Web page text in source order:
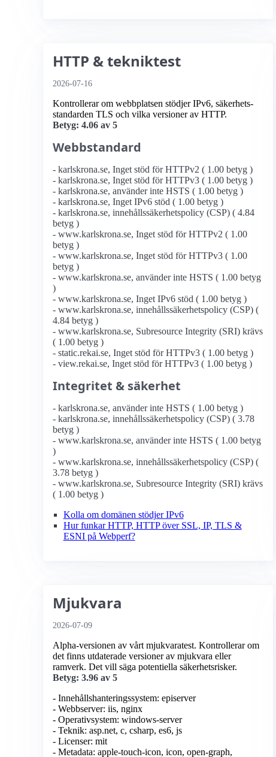
HTTP & tekniktest
2026-07-16
Kontrollerar om webbplatsen stödjer IPv6, säkerhets­
standarden TLS och vilka versioner av HTTP.
Betyg: 4.06 av 5
Webbstandard
- karlskrona.se, Inget stöd för HTTPv2 ( 1.00 betyg )
- karlskrona.se, Inget stöd för HTTPv3 ( 1.00 betyg )
- karlskrona.se, använder inte HSTS ( 1.00 betyg )
- karlskrona.se, Inget IPv6 stöd ( 1.00 betyg )
- karlskrona.se, innehållssäkerhetspolicy (CSP) ( 4.84
betyg )
- www.karlskrona.se, Inget stöd för HTTPv2 ( 1.00
betyg )
- www.karlskrona.se, Inget stöd för HTTPv3 ( 1.00
betyg )
- www.karlskrona.se, använder inte HSTS ( 1.00 betyg
)
- www.karlskrona.se, Inget IPv6 stöd ( 1.00 betyg )
- www.karlskrona.se, innehållssäkerhetspolicy (CSP) (
4.84 betyg )
- www.karlskrona.se, Subresource Integrity (SRI) krävs
( 1.00 betyg )
- static.rekai.se, Inget stöd för HTTPv3 ( 1.00 betyg )
- view.rekai.se, Inget stöd för HTTPv3 ( 1.00 betyg )
Integritet & säkerhet
- karlskrona.se, använder inte HSTS ( 1.00 betyg )
- karlskrona.se, innehållssäkerhetspolicy (CSP) ( 3.78
betyg )
- www.karlskrona.se, använder inte HSTS ( 1.00 betyg
)
- www.karlskrona.se, innehållssäkerhetspolicy (CSP) (
3.78 betyg )
- www.karlskrona.se, Subresource Integrity (SRI) krävs
( 1.00 betyg )
Kolla om domänen stödjer IPv6
Hur funkar HTTP, HTTP över SSL, IP, TLS &
ESNI på Webperf?
Mjukvara
2026-07-09
Alpha-versionen av vårt mjukvaratest. Kontrollerar om
det finns utdaterade versioner av mjukvara eller
ramverk. Det vill säga potentiella säkerhetsrisker.
Betyg: 3.96 av 5
- Innehållshanteringssystem: episerver
- Webbserver: iis, nginx
- Operativsystem: windows-server
- Teknik: asp.net, c, csharp, es6, js
- Licenser: mit
- Metadata: apple-touch-icon, icon, open-graph,